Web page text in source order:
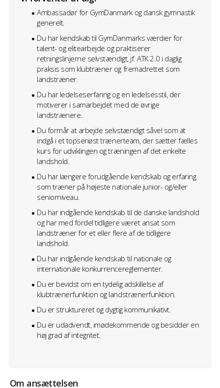
Ambassadør for GymDanmark og dansk gymnastik
generelt.
Du har kendskab til GymDanmarks værdier for
talent- og elitearbejde og praktiserer
retningslinjerne selvstændigt, jf. ATK 2.0 i daglig
praksis som klubtræner og fremadrettet som
landstræner.
Du har ledelseserfaring og en ledelsesstil, der
motiverer i samarbejdet med de øvrige
landstrænere.
Du formår at arbejde selvstændigt såvel som at
indgå i et topseriøst trænerteam, der sætter fælles
kurs for udviklingen og træningen af det enkelte
landshold.
Du har længere forudgående kendskab og erfaring
som træner på højeste nationale junior- og/eller
seniorniveau.
Du har indgående kendskab til de danske landshold
og har med fordel tidligere været ansat som
landstræner for et eller flere af de tidligere
landshold.
Du har indgående kendskab til nationale og
internationale konkurrencereglementer.
Du er bevidst om en tydelig adskillelse af
klubtrænerfunktion og landstrænerfunktion.
Du er struktureret og dygtig kommunikativt.
Du er udadvendt, imødekommende og besidder en
høj grad af integritet.
Om ansættelsen